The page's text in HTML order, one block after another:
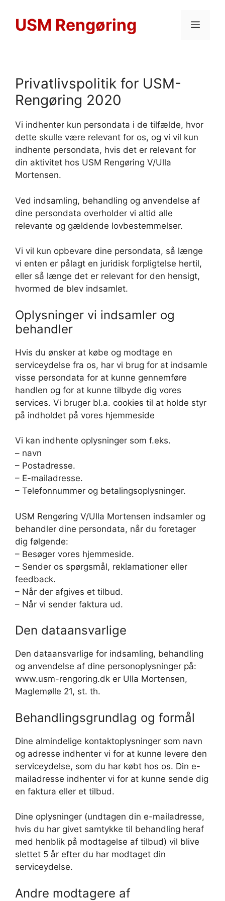
indholdUSM Rengøring
Privatlivspolitik for USM-
Rengøring 2020
Vi indhenter kun persondata i de tilfælde, hvor
dette skulle være relevant for os, og vi vil kun
indhente persondata, hvis det er relevant for
din aktivitet hos USM Rengøring V/Ulla
Mortensen.
Ved indsamling, behandling og anvendelse af
dine persondata overholder vi altid alle
relevante og gældende lovbestemmelser.
Vi vil kun opbevare dine persondata, så længe
vi enten er pålagt en juridisk forpligtelse hertil,
eller så længe det er relevant for den hensigt,
hvormed de blev indsamlet.
Oplysninger vi indsamler og
behandler
Hvis du ønsker at købe og modtage en
serviceydelse fra os, har vi brug for at indsamle
visse persondata for at kunne gennemføre
handlen og for at kunne tilbyde dig vores
services. Vi bruger bl.a. cookies til at holde styr
på indholdet på vores hjemmeside
Vi kan indhente oplysninger som f.eks.
– navn
– Postadresse.
– E-mailadresse.
– Telefonnummer og betalingsoplysninger.
USM Rengøring V/Ulla Mortensen indsamler og
behandler dine persondata, når du foretager
dig følgende:
– Besøger vores hjemmeside.
– Sender os spørgsmål, reklamationer eller
feedback.
– Når der afgives et tilbud.
– Når vi sender faktura ud.
Den dataansvarlige
Den dataansvarlige for indsamling, behandling
og anvendelse af dine personoplysninger på:
www.usm-rengoring.dk er Ulla Mortensen,
Maglemølle 21, st. th.
Behandlingsgrundlag og formål
Dine almindelige kontaktoplysninger som navn
og adresse indhenter vi for at kunne levere den
serviceydelse, som du har købt hos os. Din e-
mailadresse indhenter vi for at kunne sende dig
en faktura eller et tilbud.
Dine oplysninger (undtagen din e-mailadresse,
hvis du har givet samtykke til behandling heraf
med henblik på modtagelse af tilbud) vil blive
slettet 5 år efter du har modtaget din
serviceydelse.
Andre modtagere af